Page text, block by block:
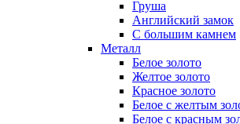
Груша
Английский замок
С большим камнем
Металл
Белое золото
Желтое золото
Красное золото
Белое с желтым
Белое с красным